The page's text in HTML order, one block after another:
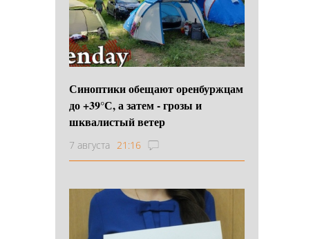
Синоптики обещают оренбуржцам
до +39°С, а затем - грозы и
шквалистый ветер
7 августа 21:16